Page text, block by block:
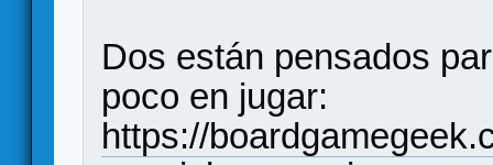
Dos están pensados
poco en jugar:
https://